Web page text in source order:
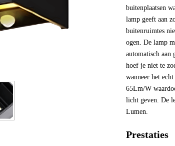
buitenplaatsen
lamp geeft aan
buitenruimtes
ogen. De lamp
automatisch aan
hoef je niet te
wanneer het
65Lm/W
licht geven. De
Lumen.
Prestaties